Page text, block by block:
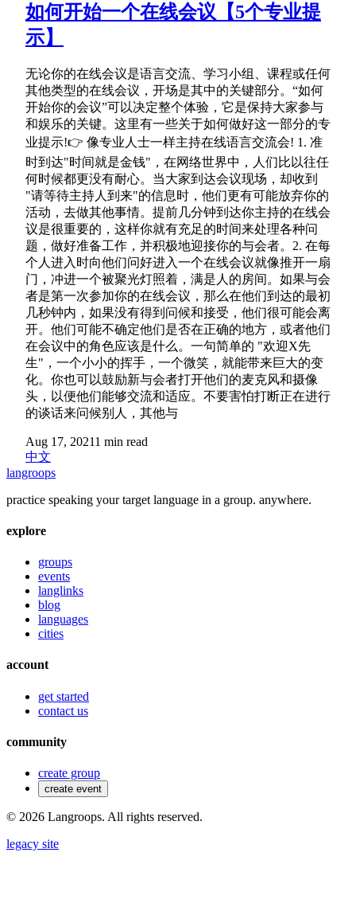
如何开始一个在线会议【5个专业提
示】
无论你的在线会议是语言交流、学习小组、课程或任何
其他类型的在线会议，开场是其中的关键部分。“如何
开始你的会议”可以决定整个体验，它是保持大家参与
和娱乐的关键。这里有一些关于如何做好这一部分的专
业提示!👉 像专业人士一样主持在线语言交流会! 1. 准
时到达"时间就是金钱"，在网络世界中，人们比以往任
何时候都更没有耐心。当大家到达会议现场，却收到
"请等待主持人到来"的信息时，他们更有可能放弃你的
活动，去做其他事情。提前几分钟到达你主持的在线会
议是很重要的，这样你就有充足的时间来处理各种问
题，做好准备工作，并积极地迎接你的与会者。2. 在每
个人进入时向他们问好进入一个在线会议就像推开一扇
门，冲进一个被聚光灯照着，满是人的房间。如果与会
者是第一次参加你的在线会议，那么在他们到达的最初
几秒钟内，如果没有得到问候和接受，他们很可能会离
开。他们可能不确定他们是否在正确的地方，或者他们
在会议中的角色应该是什么。一句简单的 "欢迎X先
生"，一个小小的挥手，一个微笑，就能带来巨大的变
化。你也可以鼓励新与会者打开他们的麦克风和摄像
头，以便他们能够交流和适应。不要害怕打断正在进行
的谈话来问候别人，其他与
Aug 17, 20211 min read
中文
langroops
practice speaking your target language in a group. anywhere.
explore
groups
events
langlinks
blog
languages
cities
account
get started
contact us
community
create group
create event
© 2026 Langroops. All rights reserved.
legacy site